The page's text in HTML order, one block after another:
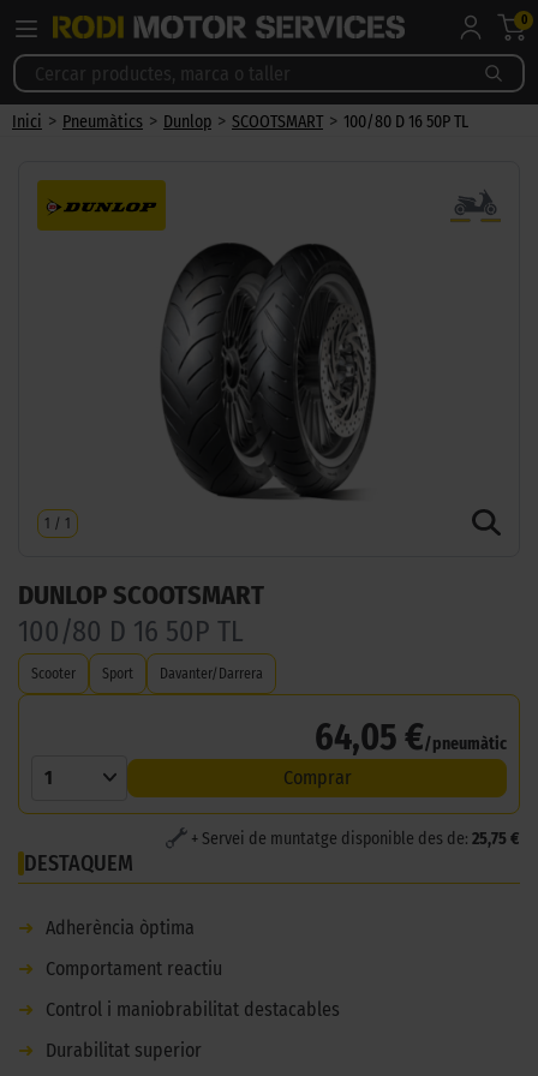
0
Inici > Pneumàtics > Dunlop > SCOOTSMART > 100/80 D 16 50P TL
1 / 1
DUNLOP SCOOTSMART
100/80 D 16 50P TL
Scooter Sport Davanter/Darrera
64,05 €/pneumàtic
1 Comprar
+ Servei de muntatge disponible des de: 25,75 €
DESTAQUEM
➜
Adherència òptima
➜
Comportament reactiu
➜
Control i maniobrabilitat destacables
➜
Durabilitat superior